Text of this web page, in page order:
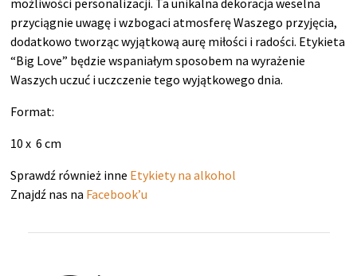
możliwości personalizacji. Ta unikalna dekoracja weselna
przyciągnie uwagę i wzbogaci atmosferę Waszego przyjęcia,
dodatkowo tworząc wyjątkową aurę miłości i radości. Etykieta
“Big Love” będzie wspaniałym sposobem na wyrażenie
Waszych uczuć i uczczenie tego wyjątkowego dnia.
Format:
10 x 6 cm
Sprawdź również inne Etykiety na alkohol
Znajdź nas na Facebook’u